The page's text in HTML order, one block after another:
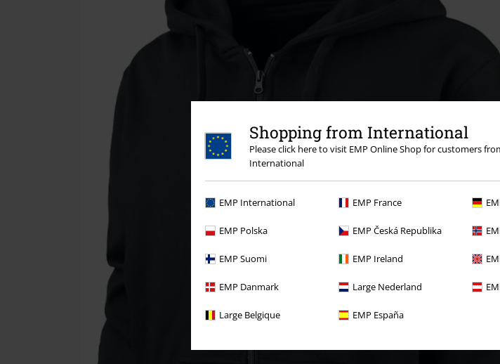
Shopping from International
Please click here to visit EMP Online Shop for customers
International
EMP International EMP France
EMP Polska EMP Česká Republika
EMP Suomi EMP Ireland
EMP Danmark Large Nederland
Large Belgique EMP España